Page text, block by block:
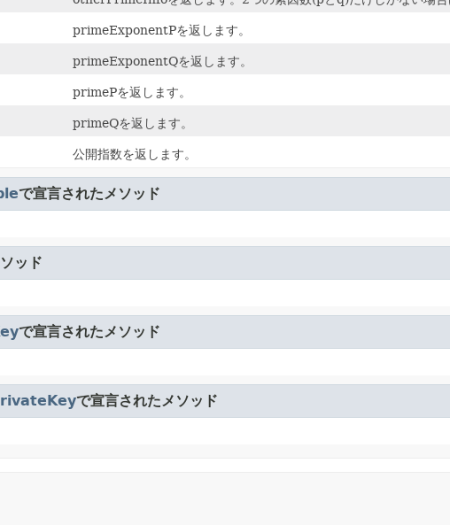
primeExponentPを返します。
primeExponentQを返します。
primePを返します。
primeQを返します。
公開指数を返します。
で宣言されたメソッド
ッド
で宣言されたメソッド
で宣言されたメソッド